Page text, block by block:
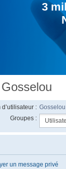
3
d’utilisateur : Gosselou
Groupes :
un message privé